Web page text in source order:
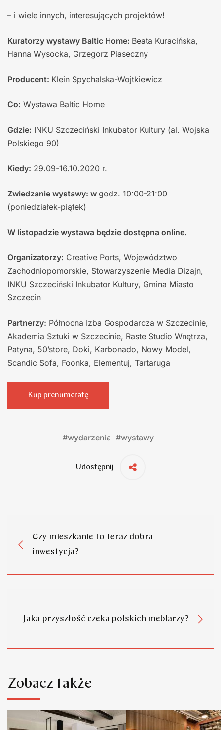
– i wiele innych, interesujących projektów!
Kuratorzy wystawy Baltic Home: Beata Kuracińska,
Hanna Wysocka, Grzegorz Piaseczny
Producent: Klein Spychalska-Wojtkiewicz
Co: Wystawa Baltic Home
Gdzie: INKU Szczeciński Inkubator Kultury (al. Wojska
Polskiego 90)
Kiedy: 29.09-16.10.2020 r.
Zwiedzanie wystawy: w godz. 10:00-21:00
(poniedziałek-piątek)
W listopadzie wystawa będzie dostępna online.
Organizatorzy: Creative Ports, Województwo
Zachodniopomorskie, Stowarzyszenie Media Dizajn,
INKU Szczeciński Inkubator Kultury, Gmina Miasto
Szczecin
Partnerzy: Północna Izba Gospodarcza w Szczecinie,
Akademia Sztuki w Szczecinie, Raste Studio Wnętrza,
Patyna, 50’store, Doki, Karbonado, Nowy Model,
Scandic Sofa, Foonka, Elementuj, Tartaruga
Kup prenumeratę
#wydarzenia #wystawy
Udostępnij
Czy mieszkanie to teraz dobra
inwestycja?
Jaka przyszłość czeka polskich meblarzy?
Zobacz także